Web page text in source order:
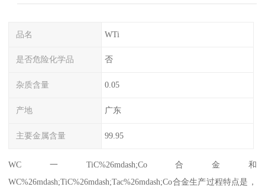
品名 WTi
是否危险化学品 否
杂质含量 0.05
产地 广东
主要金属含量 99.95
WC一TiC%26mdash;Co合金和
WC%26mdash;TiC%26mdash;Tac%26mdash;Co合金生产过程特点是，